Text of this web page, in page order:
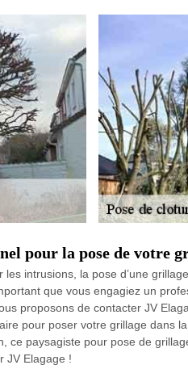
pour la pose de votre
intrusions, la pose d’une
que vous engagiez un
proposons de contacter JV
pour poser votre grillage dans
ce paysagiste pour pose de
JV Elagage !